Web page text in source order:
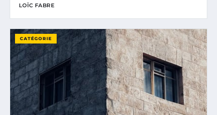
LOÏC FABRE
CATÉGORIE